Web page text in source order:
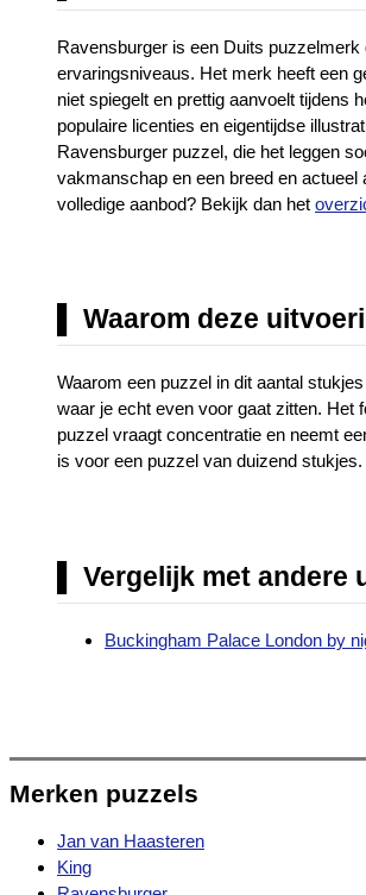
Ravensburger is een Duits
ervaringsniveaus. Het merk heeft een
niet spiegelt en prettig aanvoelt tijdens
populaire licenties en eigentijdse
Ravensburger puzzel, die het leggen
vakmanschap en een breed en
volledige aanbod? Bekijk dan het
Waarom deze
Waarom een puzzel in dit aantal
waar je echt even voor gaat zitten. Het
puzzel vraagt concentratie en neemt
is voor een puzzel van duizend stukjes.
Vergelijk met andere
Buckingham Palace London by
Merken puzzels
Jan van Haasteren
King